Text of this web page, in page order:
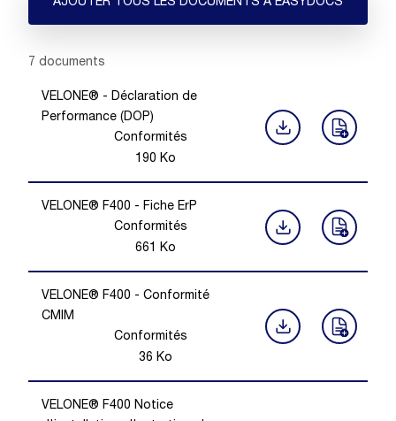
AJOUTER TOUS LES DOCUMENTS À EASYDOCS
Showing 1 -7
7 documents
VELONE® - Déclaration de
Performance (DOP)
Conformités
190 Ko
VELONE® F400 - Fiche ErP
Conformités
661 Ko
VELONE® F400 - Conformité
CMIM
Conformités
36 Ko
VELONE® F400 Notice